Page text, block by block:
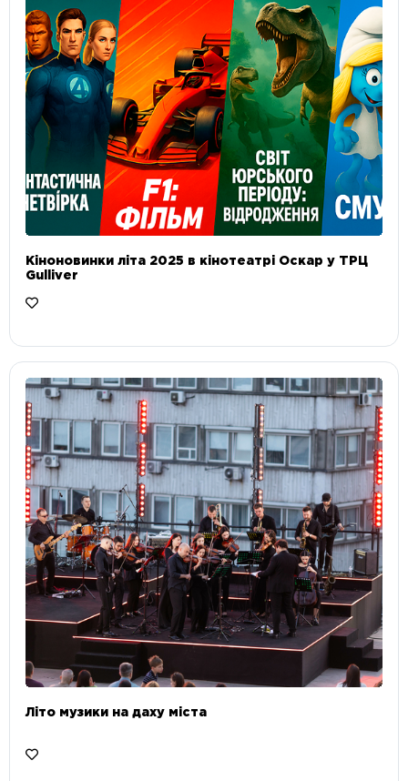
Кіноновинки літа 2025 в кінотеатрі Оскар у ТРЦ
Gulliver
Літо музики на даху міста